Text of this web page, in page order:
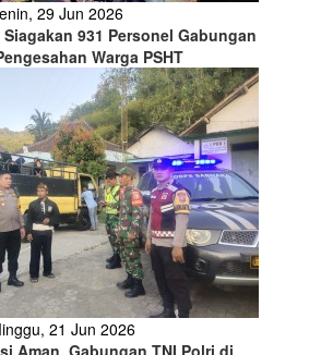
29 Jun 2026
931 Personel Gabungan
Warga PSHT
21 Jun 2026
Aman, Gabungan TNI Polri di